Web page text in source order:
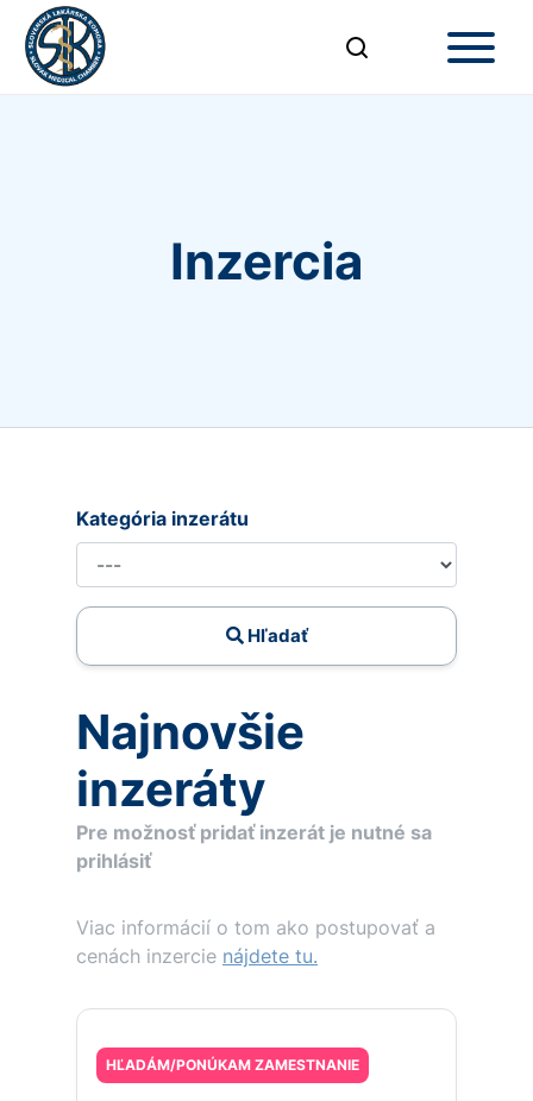
Inzercia
Kategória inzerátu
Hľadať
Najnovšie
inzeráty
Pre možnosť pridať inzerát je nutné sa
prihlásiť
Viac informácií o tom ako postupovať a
cenách inzercie nájdete tu.
HĽADÁM/PONÚKAM ZAMESTNANIE